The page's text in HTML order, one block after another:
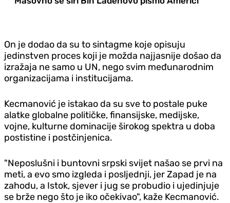
On je dodao da su to sintagme koje opisuju
jedinstven proces koji je možda najjasnije došao da
izražaja ne samo u UN, nego svim međunarodnim
organizacijama i institucijama.
Kecmanović je istakao da su sve to postale puke
alatke globalne političke, finansijske, medijske,
vojne, kulturne dominacije širokog spektra u doba
postistine i postčinjenica.
"Neposlušni i buntovni srpski svijet našao se prvi na
meti, a evo smo izgleda i posljednji, jer Zapad je na
zahodu, a Istok, sjever i jug se probudio i ujedinjuje
se brže nego što je iko očekivao", kaže Kecmanović.